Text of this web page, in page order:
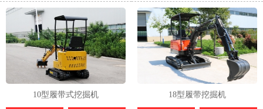
10型履带式挖掘机 18型履带挖掘机